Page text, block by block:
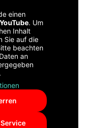
einen
YouTube. Um
Inhalt
Sie auf die
beachten
an